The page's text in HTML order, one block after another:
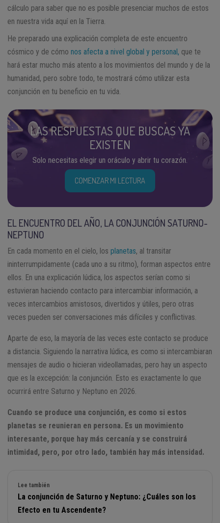
cálculo para saber que no es posible presenciar muchos de estos
en nuestra vida aquí en la Tierra.
He preparado una explicación completa de este encuentro
cósmico y de cómo nos afecta a nivel global y personal, que te
hará estar mucho más atento a los movimientos del mundo y de la
humanidad, pero sobre todo, te mostrará cómo utilizar esta
conjunción en tu beneficio en tu vida.
LAS RESPUESTAS QUE BUSCAS YA
EXISTEN
Solo necesitas elegir un oráculo y abrir tu corazón.
COMENZAR MI LECTURA
EL ENCUENTRO DEL AÑO, LA CONJUNCIÓN SATURNO-
NEPTUNO
En cada momento en el cielo, los planetas, al transitar
ininterrumpidamente (cada uno a su ritmo), forman aspectos entre
ellos. En una explicación lúdica, los aspectos serían como si
estuvieran haciendo contacto para intercambiar información, a
veces intercambios amistosos, divertidos y útiles, pero otras
veces pueden ser conversaciones más difíciles y conflictivas.
Aparte de eso, la mayoría de las veces este contacto se produce
a distancia. Siguiendo la narrativa lúdica, es como si intercambiaran
mensajes de audio o hicieran videollamadas, pero hay un aspecto
que es la excepción: la conjunción. Esto es exactamente lo que
ocurrirá entre Saturno y Neptuno en 2026.
Cuando se produce una conjunción, es como si estos
planetas se reunieran en persona. Es un movimiento
interesante, porque hay más cercanía y se construirá
intimidad, pero, por otro lado, también hay más intensidad.
Lee también
La conjunción de Saturno y Neptuno: ¿Cuáles son los
Efecto en tu Ascendente?